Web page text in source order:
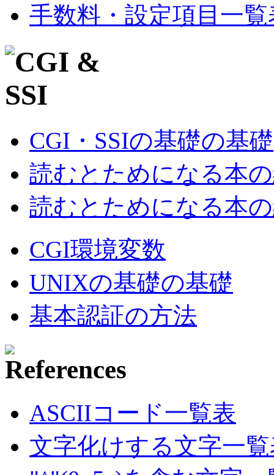
手数料・設定項目一覧
CGI・SSIの基礎の基礎
読むとためになる本
読むとためになる本
CGI環境変数
UNIXの基礎の基礎
基本認証の方法
ASCIIコード一覧表
文字化けする文字一